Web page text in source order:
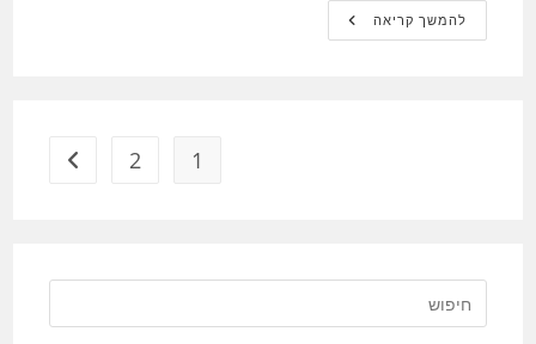
להמשך קריאהרובוטיקס
בלוקס
1
2 מעבר